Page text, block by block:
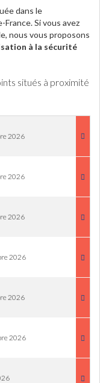
dans le
Si vous avez
nous vous proposons
à la sécurité
situés à proximité
2026
2026
2026
2026
2026
2026